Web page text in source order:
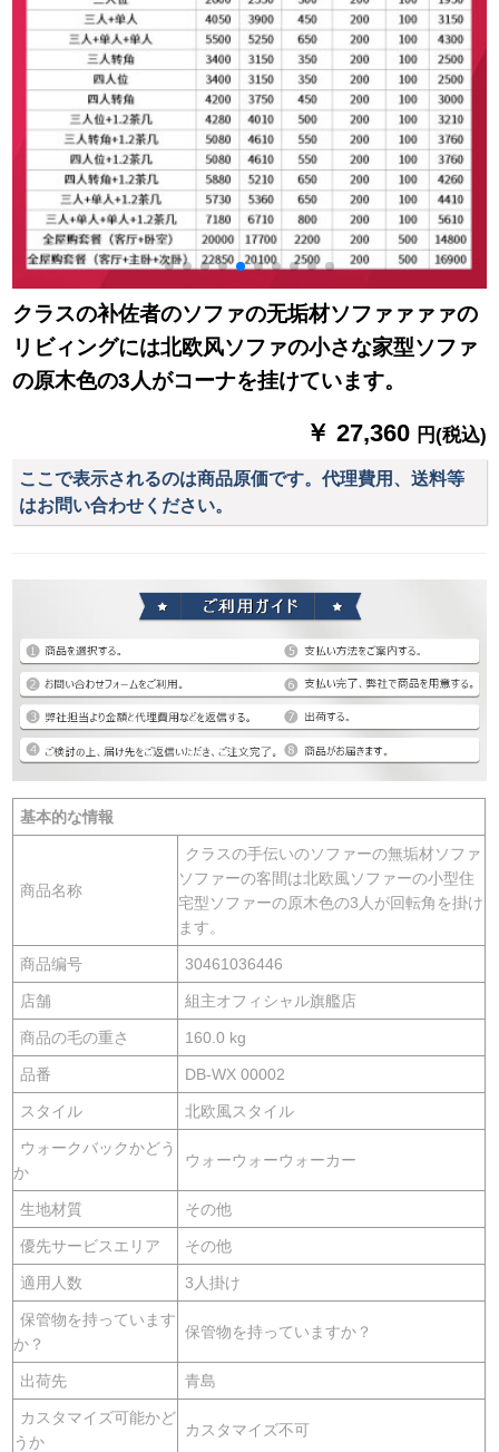
クラスの补佐者のソファの无垢材ソファァァァの
リビィングには北欧风ソファの小さな家型ソファ
の原木色の3人がコーナを挂けています。
￥ 27,360 円(税込)
ここで表示されるのは商品原価です。代理費用、送料等
はお問い合わせください。
基本的な情報
商品名称
クラスの手伝いのソファーの無垢材ソファ
ソファーの客間は北欧風ソファーの小型住
宅型ソファーの原木色の3人が回転角を掛け
ます。
商品编号 30461036446
店舗 組主オフィシャル旗艦店
商品の毛の重さ 160.0 kg
品番 DB-WX 00002
スタイル 北欧風スタイル
ウォークバックかどう
か
ウォーウォーウォーカー
生地材質 その他
優先サービスエリア その他
適用人数 3人掛け
保管物を持っています
か？
保管物を持っていますか？
出荷先 青島
カスタマイズ可能かど
うか
カスタマイズ不可